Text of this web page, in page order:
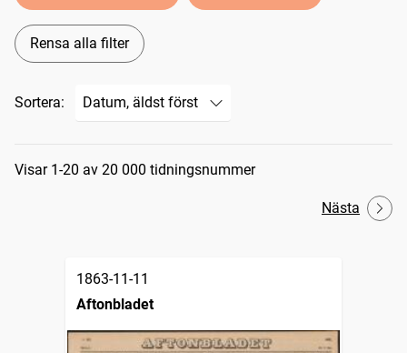
Rensa alla filter
Sortera:
Sökresultat
Visar 1-20 av 20 000 tidningsnummer
Nästa
1863-11-11
Aftonbladet